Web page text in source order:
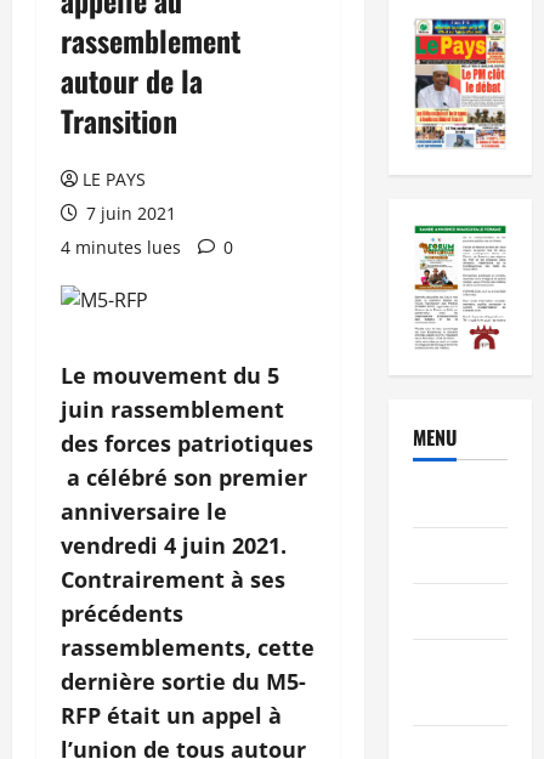
rassemblement
autour de la
Transition
LE PAYS
7 juin 2021
4 minutes lues
0
Le mouvement du 5
juin rassemblement
des forces patriotiques
a célébré son premier
anniversaire le
vendredi 4 juin 2021.
Contrairement à ses
précédents
rassemblements, cette
dernière sortie du M5-
RFP était un appel à
l’union de tous autour
MENU